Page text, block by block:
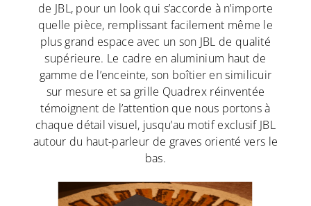
de JBL, pour un look qui s’accorde à n’importe
quelle pièce, remplissant facilement même le
plus grand espace avec un son JBL de qualité
supérieure. Le cadre en aluminium haut de
gamme de l’enceinte, son boîtier en similicuir
sur mesure et sa grille Quadrex réinventée
témoignent de l’attention que nous portons à
chaque détail visuel, jusqu’au motif exclusif JBL
autour du haut-parleur de graves orienté vers le
bas.